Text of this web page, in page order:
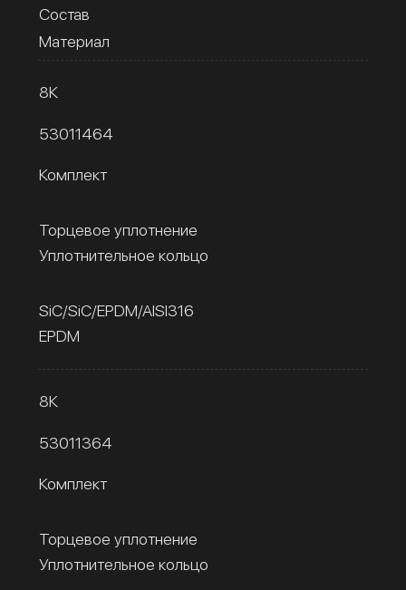
Состав
Материал
8К
53011464
Комплект
Торцевое уплотнение
Уплотнительное кольцо
SiC/SiC/EPDM/AISI316
EPDM
8К
53011364
Комплект
Торцевое уплотнение
Уплотнительное кольцо